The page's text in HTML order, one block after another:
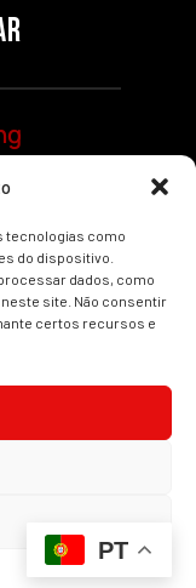
tecnologias como
do dispositivo.
dados, como
site. Não consentir
certos recursos e
FEMININO NA AEW
exclusivewrestling
Agency
PT